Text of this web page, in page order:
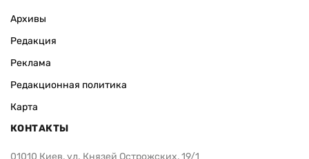
Архивы
Редакция
Реклама
Редакционная политика
Карта
КОНТАКТЫ